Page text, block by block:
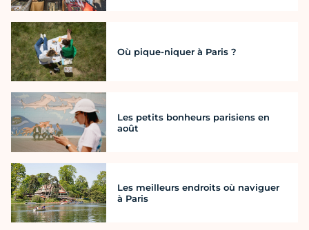
Où pique-niquer à Paris ?
Les petits bonheurs parisiens en
août
Les meilleurs endroits où naviguer
à Paris